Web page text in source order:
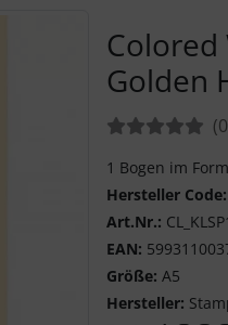
Colored
Golden
Bewertungen:(0
1 Bogen im
Hersteller Code:
Art.Nr.:
EAN:
Größe: A5
Hersteller: